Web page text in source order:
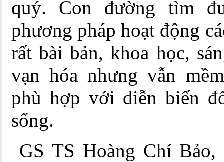
quý. Con đường tìm
phương pháp hoạt động
rất bài bản, khoa học,
vạn hóa nhưng vẫn
phù hợp với diễn biến
sống.
GS TS Hoàng Chí